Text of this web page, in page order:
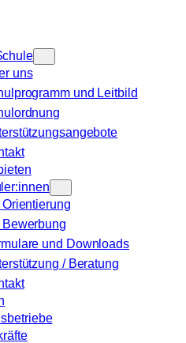
uns
und Leitbild
Orientierung
Bewerbung
und Downloads
/ Beratung